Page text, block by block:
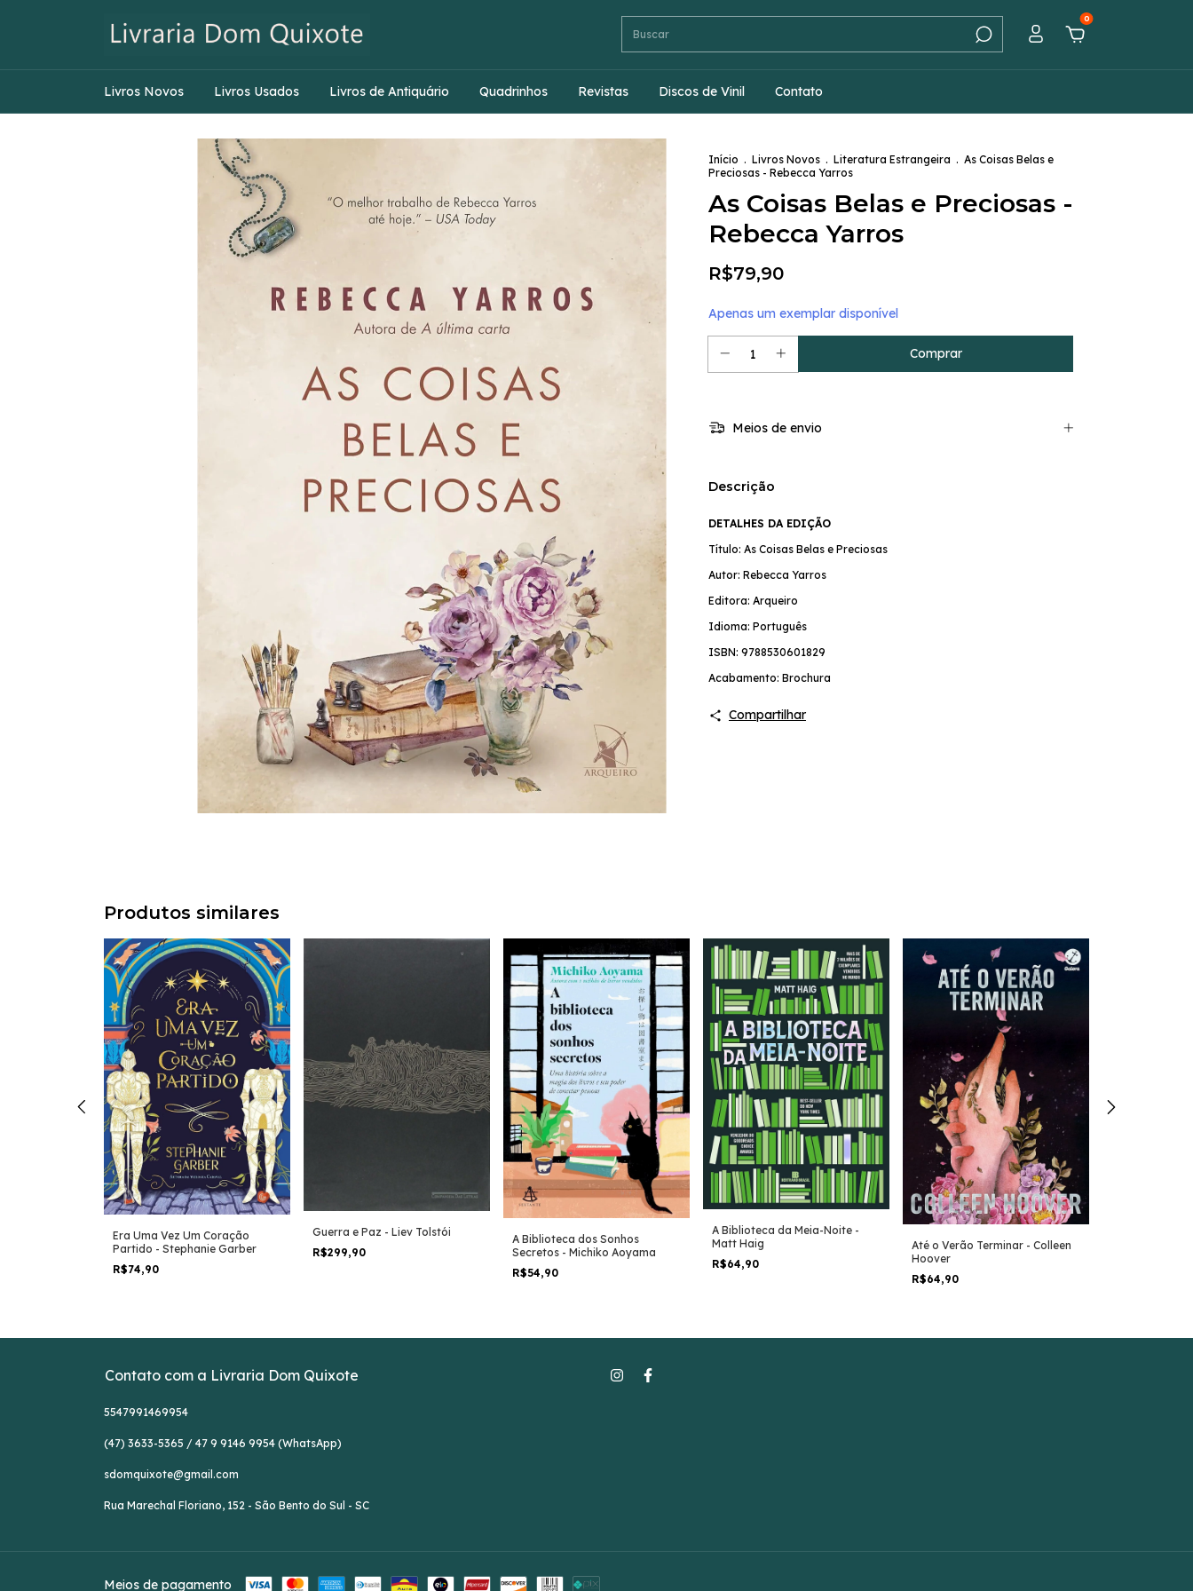
0
Livros Novos Livros Usados Livros de Antiquário Quadrinhos Revistas Discos de Vinil Contato
Início . Livros Novos . Literatura Estrangeira . As Coisas Belas e
Preciosas - Rebecca Yarros
As Coisas Belas e Preciosas -
Rebecca Yarros
R$79,90
Apenas um exemplar disponível
Meios de envio
Descrição
DETALHES DA EDIÇÃO
Título: As Coisas Belas e Preciosas
Autor: Rebecca Yarros
Editora: Arqueiro
Idioma: Português
ISBN: 9788530601829
Acabamento: Brochura
Compartilhar
Produtos similares
Era Uma Vez Um Coração
Partido - Stephanie Garber
R$74,90
Guerra e Paz - Liev Tolstói
R$299,90
A Biblioteca dos Sonhos
Secretos - Michiko Aoyama
R$54,90
A Biblioteca da Meia-Noite -
Matt Haig
R$64,90
Até o Verão Terminar - Colleen
Hoover
R$64,90
Contato com a Livraria Dom Quixote
5547991469954
(47) 3633-5365 / 47 9 9146 9954 (WhatsApp)
sdomquixote@gmail.com
Rua Marechal Floriano, 152 - São Bento do Sul - SC
Meios de pagamento